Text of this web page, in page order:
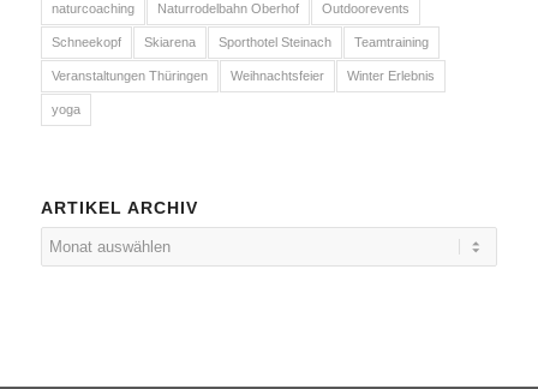
naturcoaching Naturrodelbahn Oberhof Outdoorevents
Schneekopf Skiarena Sporthotel Steinach Teamtraining
Veranstaltungen Thüringen Weihnachtsfeier Winter Erlebnis
yoga
ARTIKEL ARCHIV